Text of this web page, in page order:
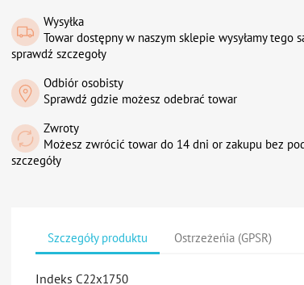
Wysyłka
Towar dostępny w naszym sklepie wysyłamy tego
sprawdź szczegoły
Odbiór osobisty
Sprawdź gdzie możesz odebrać towar
Zwroty
Możesz zwrócić towar do 14 dni or zakupu bez
szczegóły
Szczegóły produktu Ostrzeżeńia (GPSR)
Indeks C22x1750